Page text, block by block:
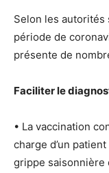
Selon les autorités
période de
présente de
Faciliter le
• La vaccination
charge d’un
grippe saisonnière